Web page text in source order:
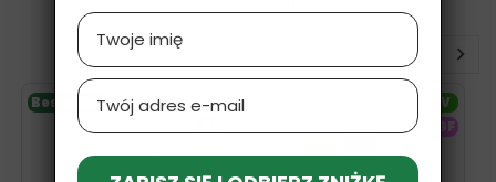
Bestseller
V
SF
V
GF
Name
Email